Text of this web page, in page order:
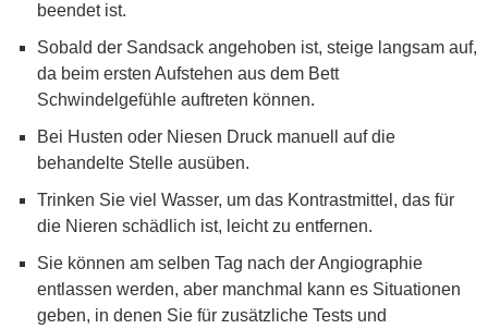
beendet ist.
Sobald der Sandsack angehoben ist, steige langsam auf,
da beim ersten Aufstehen aus dem Bett
Schwindelgefühle auftreten können.
Bei Husten oder Niesen Druck manuell auf die
behandelte Stelle ausüben.
Trinken Sie viel Wasser, um das Kontrastmittel, das für
die Nieren schädlich ist, leicht zu entfernen.
Sie können am selben Tag nach der Angiographie
entlassen werden, aber manchmal kann es Situationen
geben, in denen Sie für zusätzliche Tests und